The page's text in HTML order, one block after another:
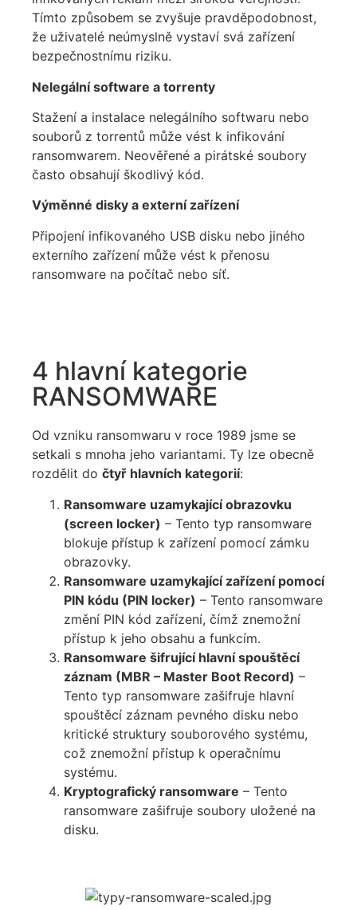
Tímto způsobem se zvyšuje pravděpodobnost,
že uživatelé neúmyslně vystaví svá zařízení
bezpečnostnímu riziku.
Nelegální software a torrenty
Stažení a instalace nelegálního softwaru nebo
souborů z torrentů může vést k infikování
ransomwarem. Neověřené a pirátské soubory
často obsahují škodlivý kód.
Výměnné disky a externí zařízení
Připojení infikovaného USB disku nebo jiného
externího zařízení může vést k přenosu
ransomware na počítač nebo síť.
4 hlavní kategorie
RANSOMWARE
Od vzniku ransomwaru v roce 1989 jsme se
setkali s mnoha jeho variantami. Ty lze obecně
rozdělit do čtyř hlavních kategorií:
Ransomware uzamykající obrazovku
(screen locker) – Tento typ ransomware
blokuje přístup k zařízení pomocí zámku
obrazovky.
Ransomware uzamykající zařízení pomocí
PIN kódu (PIN locker) – Tento ransomware
změní PIN kód zařízení, čímž znemožní
přístup k jeho obsahu a funkcím.
Ransomware šifrující hlavní spouštěcí
záznam (MBR – Master Boot Record) –
Tento typ ransomware zašifruje hlavní
spouštěcí záznam pevného disku nebo
kritické struktury souborového systému,
což znemožní přístup k operačnímu
systému.
Kryptografický ransomware – Tento
ransomware zašifruje soubory uložené na
disku.